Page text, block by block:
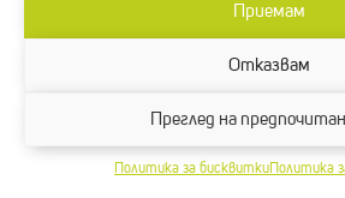
Приемам
Отказвам
Преглед на
Политика за бисквитки Политика